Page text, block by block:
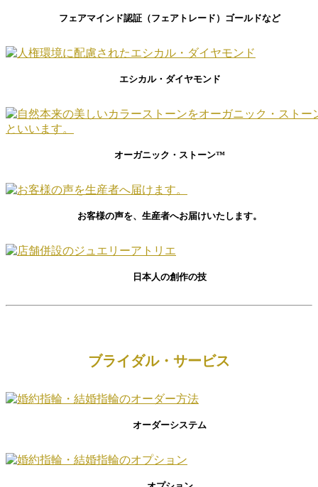
フェアマインド認証（フェアトレード）ゴールドなど
エシカル・ダイヤモンド
オーガニック・ストーン™
お客様の声を、生産者へお届けいたします。
日本人の創作の技
ブライダル・サービス
オーダーシステム